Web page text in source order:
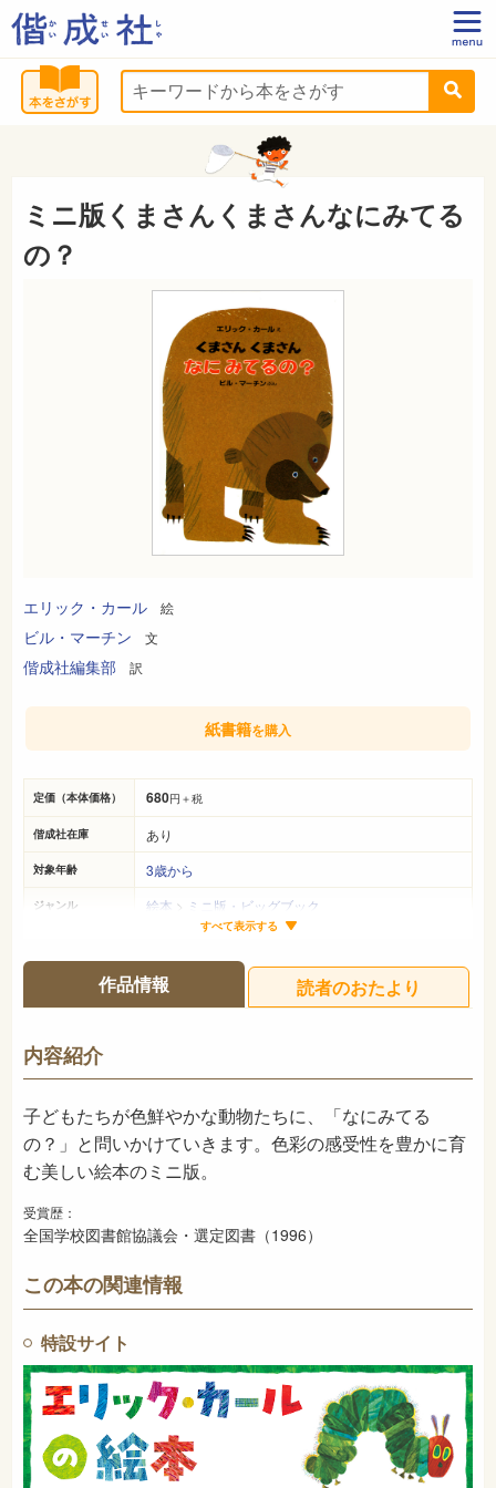
ミニ版くまさんくまさんなにみてる
の？
エリック・カール 絵
ビル・マーチン 文
偕成社編集部 訳
定価（本体価格） 680円＋税
偕成社在庫 あり
対象年齢 3歳から
ジャンル 絵本 > ミニ版・ビッグブック
25ページ
ISBN 978-4-03-329140-6
NDC
発売日 1995年12月
すべて表示する
紙書籍を購入
作品情報 読者のおたより
内容紹介
子どもたちが色鮮やかな動物たちに、「なにみてる
の？」と問いかけていきます。色彩の感受性を豊かに育
む美しい絵本のミニ版。
受賞歴：
全国学校図書館協議会・選定図書（1996）
この本の関連情報
特設サイト